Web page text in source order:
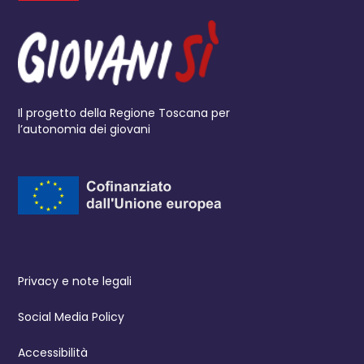
Il progetto della Regione Toscana per
l’autonomia dei giovani
Privacy e note legali
Social Media Policy
Accessibilità